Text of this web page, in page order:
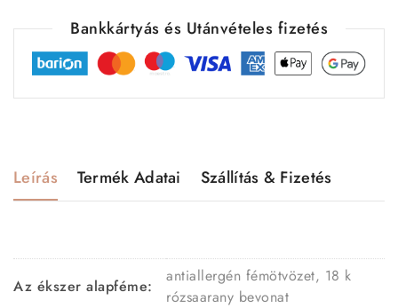
Bankkártyás és Utánvételes fizetés
Leírás Termék Adatai Szállítás & Fizetés
Az ékszer alapféme:
antiallergén fémötvözet, 18 k
rózsaarany bevonat